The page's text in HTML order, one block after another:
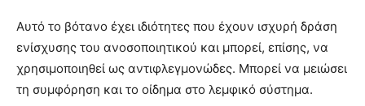
Αυτό το βότανο έχει ιδιότητες που έχουν ισχυρή δράση
ενίσχυσης του ανοσοποιητικού και μπορεί, επίσης, να
χρησιμοποιηθεί ως αντιφλεγμονώδες. Μπορεί να μειώσει
τη συμφόρηση και το οίδημα στο λεμφικό σύστημα.